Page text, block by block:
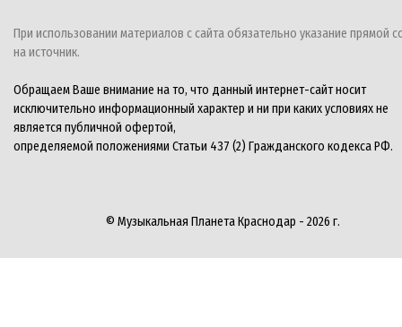
При использовании материалов с сайта обязательно указание прямой
на источник.
Обращаем Ваше внимание на то, что данный интернет-сайт носит
исключительно информационный характер и ни при каких условиях не
является публичной офертой,
определяемой положениями Статьи 437 (2) Гражданского кодекса РФ.
© Музыкальная Планета Краснодар - 2026 г.